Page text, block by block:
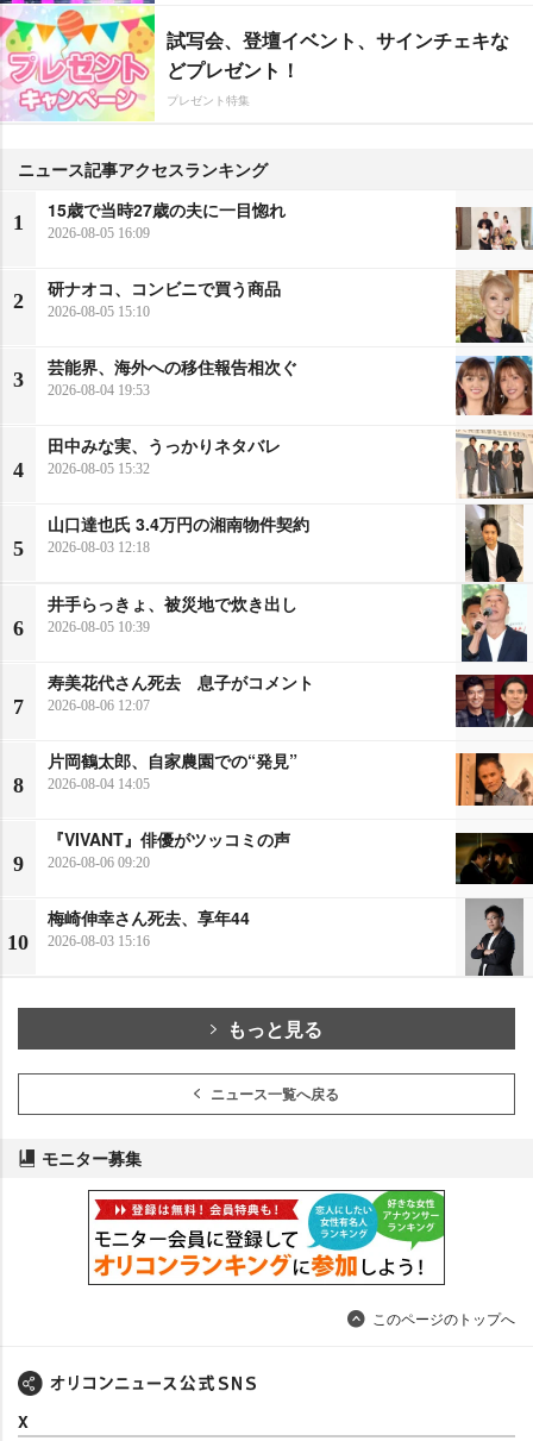
試写会、登壇イベント、サインチェキな
どプレゼント！
プレゼント特集
ニュース記事アクセスランキング
1
15歳で当時27歳の夫に一目惚れ
2026-08-05 16:09
2
研ナオコ、コンビニで買う商品
2026-08-05 15:10
3
芸能界、海外への移住報告相次ぐ
2026-08-04 19:53
4
田中みな実、うっかりネタバレ
2026-08-05 15:32
5
山口達也氏 3.4万円の湘南物件契約
2026-08-03 12:18
6
井手らっきょ、被災地で炊き出し
2026-08-05 10:39
7
寿美花代さん死去 息子がコメント
2026-08-06 12:07
8
片岡鶴太郎、自家農園での“発見”
2026-08-04 14:05
9
『VIVANT』俳優がツッコミの声
2026-08-06 09:20
10
梅崎伸幸さん死去、享年44
2026-08-03 15:16
もっと見る
ニュース一覧へ戻る
モニター募集
このページのトップへ
X